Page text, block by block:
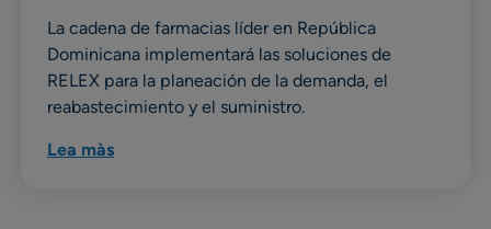
La cadena de farmacias líder en República
Dominicana implementará las soluciones de
RELEX para la planeación de la demanda, el
reabastecimiento y el suministro.
Lea màs